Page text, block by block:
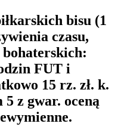
bisu (1
czasu,
FUT i
15 rz. zł. k.
5 z gwar. oceną